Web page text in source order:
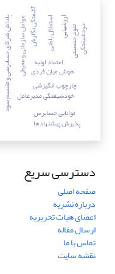
پاداش شرکای حسابرسی و تقسیم سودعوامل سازمانی و محیطی هوش میان فردی
خودشیفتگی مدیرعامل
اعتماد اولیه
تنوع جنسیتی
چارچوب‌ انگیزشی
توانایی حسابرس
پذیرش پیشنهادها
آشفتگی نگارش استقلال باطنی ارزشیابی خودشیفتگی
دسترسی سریع
صفحه اصلی
درباره نشریه
اعضای هیات تحریریه
ارسال مقاله
تماس با ما
نقشه سایت